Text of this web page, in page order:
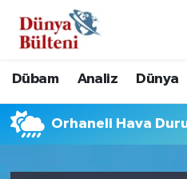
Dübam Analiz Dünya
Orhaneli Hava
Hava Durumu
Namaz Vakitleri